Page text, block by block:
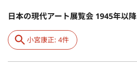
日本の現代アート展覧会 1945年以降
小宮康正: 4件